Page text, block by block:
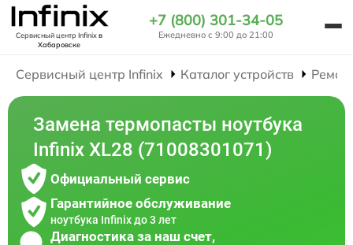
Сервисный центр Infinixв
Хабаровске
+7 (800) 301-34-05
Ежедневно с 9:00 до 21:00
Сервисный центр Infinix Каталог устройств
Замена термопасты ноутбука
Infinix XL28 (71008301071)
Официальный сервис
Гарантийное обслуживание
ноутбука Infinix до 3 лет
Диагностика за наш счет,